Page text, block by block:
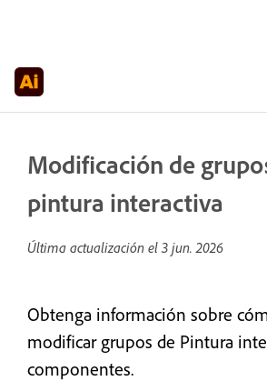
Modificación de
pintura interactiva
Última actualización el 3 jun. 2026
Obtenga información sobre
modificar grupos de Pintura
componentes.